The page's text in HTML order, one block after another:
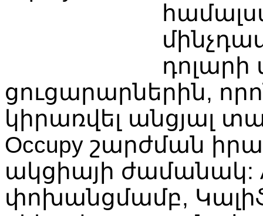
դոլարի
ցուցարարներին,
կիրառվել անցյալ
Occupy շարժման
ակցիայի ժամանակ:
փոխանցմամբ,